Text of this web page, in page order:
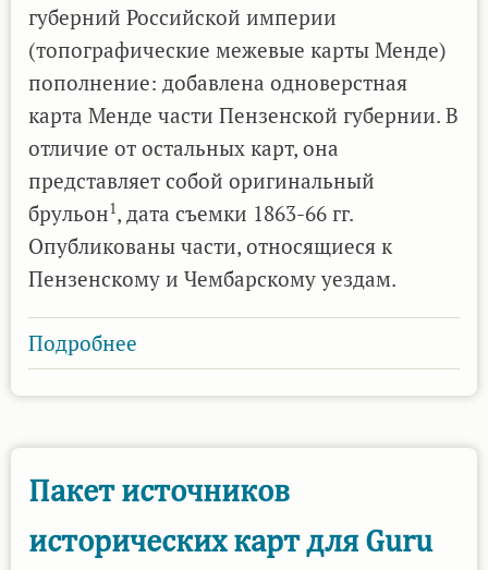
губерний Российской империи
(топографические межевые карты Менде)
пополнение: добавлена одноверстная
карта Менде части Пензенской губернии. В
отличие от остальных карт, она
представляет собой оригинальный
брульон1, дата съемки 1863-66 гг.
Опубликованы части, относящиеся к
Пензенскому и Чембарскому уездам.
Подробнее
Карта
Пензенской
на
нашем
Пакет источников
исторических карт для Guru